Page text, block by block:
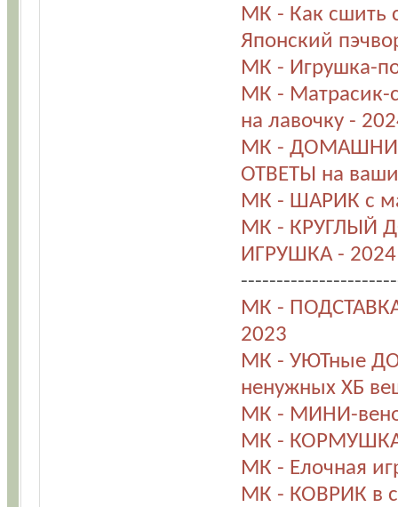
МК - Как сшить
Японский
МК - Игрушка-
МК -
на лавочку -
МК -
ОТВЕТЫ на
МК - ШАРИК с
МК - КРУГЛЫЙ
ИГРУШКА - 2024
МК -
2023
МК - УЮТные
ненужных ХБ
МК - МИНИ-
МК - КОРМУШКА
МК - Елочная
МК - КОВРИК в